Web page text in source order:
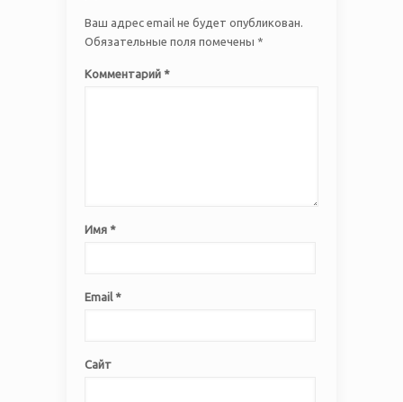
Ваш адрес email не будет опубликован.
Обязательные поля помечены *
Комментарий *
Имя *
Email *
Сайт